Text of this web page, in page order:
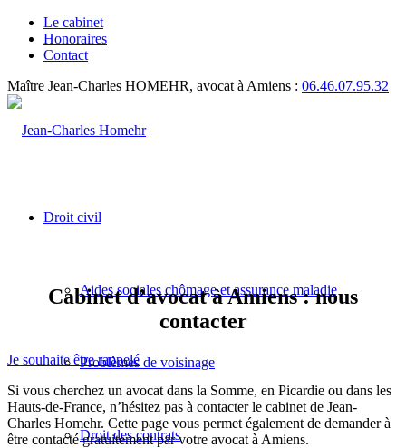
Le cabinet
Honoraires
Contact
Maître Jean-Charles HOMEHR, avocat à Amiens : 06.46.07.95.32
Droit civil
Aides sociales chômage et assurance maladie
Problèmes de voisinage
Droit des contrats
Cabinet d’avocat à Amiens : nous
contacter
Je souhaite être rappelé
Si vous cherchez un avocat dans la Somme, en Picardie ou dans les
Hauts-de-France, n’hésitez pas à contacter le cabinet de Jean-
Charles Homehr. Cette page vous permet également de demander à
être contacté gratuitement par votre avocat à Amiens.